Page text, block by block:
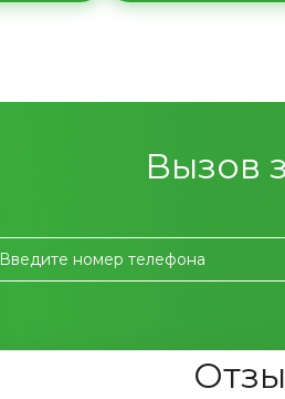
Вызов
Введите номер телефона